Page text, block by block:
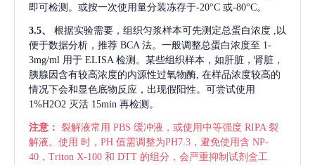
即可检测。或按一次使用量分装冻存于-20°C 或-80°C。
3.5、 根据实验需要，组织匀浆样本可先测定总蛋白浓度
,以
便于数据分析，推荐 BCA 法。一般调整总蛋白浓度至 1-
3mg/ml 用于 ELISA 检测。某些组织样本，如肝脏，肾脏，
胰腺因含有较高浓度的内源性过氧物酶, 在样品浓度较高的
情况下会和显色底物反应，出现假阳性。可尝试使用
1%H2O2 灭活 15min 再检测。
注意： 裂解液常用 PBS 缓冲液，或使用中等强度 RIPA 裂
解液。使用 时，PH 值需调整为PH7.3，避免使用含 NP-
40，Triton X-100 和 DTT 的组分，会严重抑制试剂盒工